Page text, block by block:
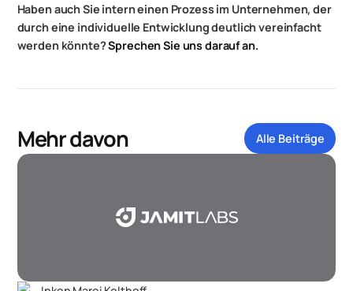
Haben auch Sie intern einen Prozess im Unternehmen, der
durch eine individuelle Entwicklung deutlich vereinfacht
werden könnte?Sprechen Sie uns darauf an.
Mehr davon Alle Beiträge